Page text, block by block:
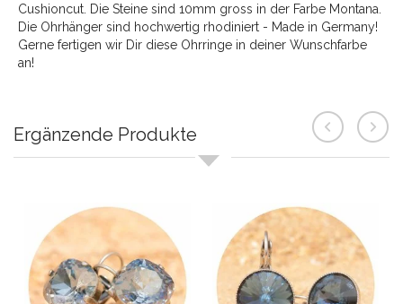
Cushioncut. Die Steine sind 10mm gross in der Farbe Montana.
Die Ohrhänger sind hochwertig rhodiniert - Made in Germany!
Gerne fertigen wir Dir diese Ohrringe in deiner Wunschfarbe
an!
Ergänzende Produkte